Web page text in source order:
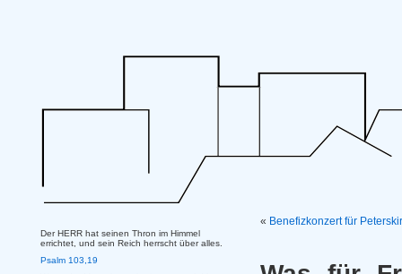
« Benefizkonzert für
Der HERR hat seinen Thron im Himmel
errichtet, und sein Reich herrscht über alles.
Psalm 103,19